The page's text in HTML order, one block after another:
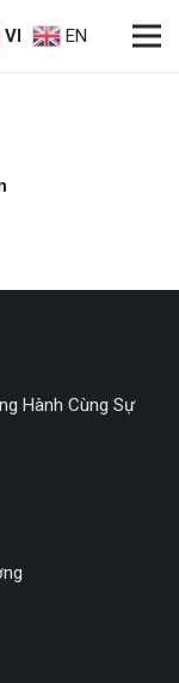
VI EN
Hành Cùng Sự